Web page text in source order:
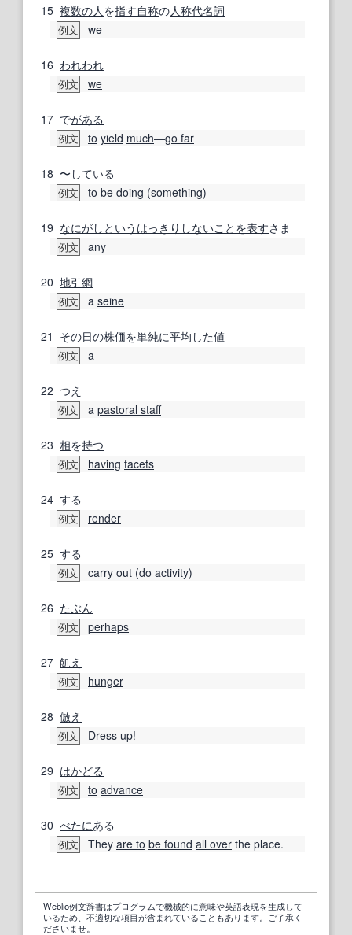
15 複数の人 を指す自称の人称代名詞
例文 we
16 われわれ
例文 we
17 でがある
例文 to yield much―go far
18 〜 している
例文 to be doing (something)
19 なにがし という はっきりしないこと を表すさま
例文 any
20 地引網
例文 a seine
21 その日の株価を単純に平均 した値
例文 a
22 つえ
例文 a pastoral staff
23 相を持つ
例文 having facets
24 する
例文 render
25 する
例文 carry out (do activity)
26 たぶん
例文 perhaps
27 飢え
例文 hunger
28 倣え
例文 Dress up!
29 はかどる
例文 to advance
30 べたにある
例文 They are to be found all over the place.
Weblio例文辞書はプログラムで機械的に意味や英語表現を生成して
いるため、不適切な項目が含まれていることもあります。ご了承く
ださいませ。